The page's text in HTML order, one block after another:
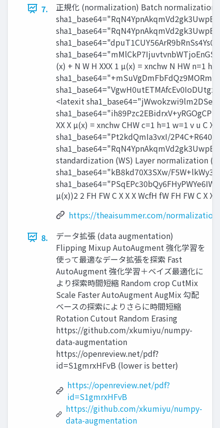
7.
正規化 (normalization) Batch
(x) + N W H XXX 1 µ(x) = xnchw N HW n=1
<latexit
XX X µ(x) = xnchw CHW c=1 h=1 w=1 v u C
sha1_base64="Pt2kdQmIa3vxI/
standardization (WS) Layer normalization
sha1_base64="kB8kd70X3SXw/
µ(x))2 2 FH FW C X X X WcfH fW FH FW C
https://theaisummer.com/normalization/
8.
データ拡張 (data augmentation)
Flipping Mixup AutoAugment 強化学習を
使って最適なデータ拡張を探索 Fast
AutoAugment 強化学習＋ベイズ最適化に
より探索時間短縮 Random crop CutMix
Scale Faster AutoAugment AugMix 勾配
ベースの探索によりさらに時間短縮
Rotation Cutout Random Erasing
https://github.com/xkumiyu/numpy-
data-augmentation
https://openreview.net/pdf?
id=S1gmrxHFvB (lower is better)
https://openreview.net/pdf?
id=S1gmrxHFvB
https://github.com/xkumiyu/numpy-
data-augmentation